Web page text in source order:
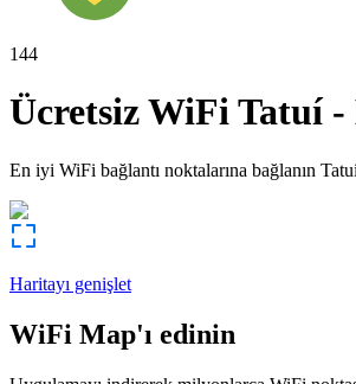
144
Ücretsiz WiFiTatuí-
En iyi WiFi bağlantı noktalarına bağlanın
Haritayı genişlet
WiFi Map'ı edinin